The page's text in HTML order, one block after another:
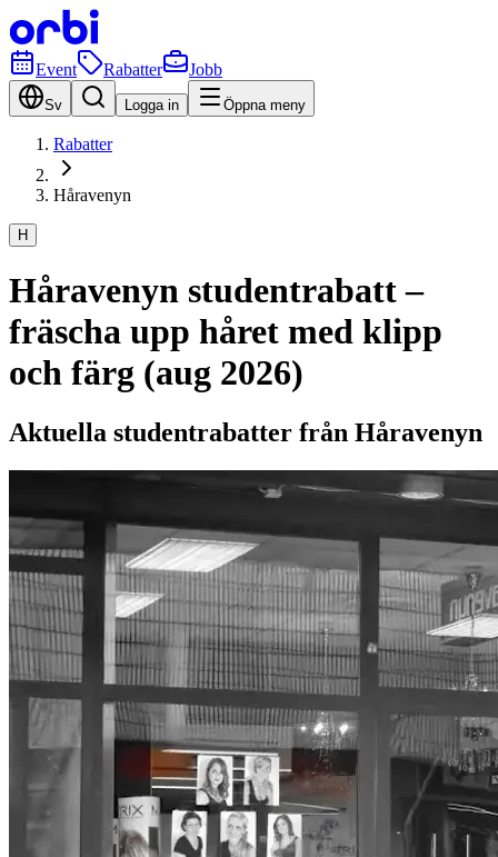
Event Rabatter Jobb
Sv Logga in Öppna meny
Rabatter
Håravenyn
H
Håravenyn studentrabatt –
fräscha upp håret med klipp
och färg (aug 2026)
Aktuella studentrabatter från Håravenyn